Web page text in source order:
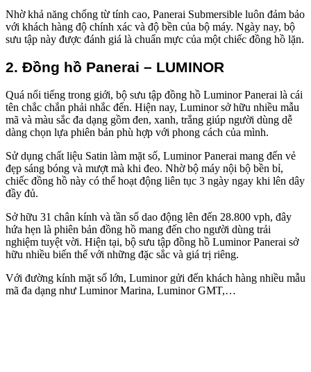
Nhờ khả năng chống từ tính cao, Panerai Submersible luôn đảm bảo
với khách hàng độ chính xác và độ bền của bộ máy. Ngày nay, bộ
sưu tập này được đánh giá là chuẩn mực của một chiếc đồng hồ lặn.
2. Đồng hồ Panerai – LUMINOR
Quá nổi tiếng trong giới, bộ sưu tập đồng hồ Luminor Panerai là cái
tên chắc chắn phải nhắc đến. Hiện nay, Luminor sở hữu nhiều mẫu
mã và màu sắc đa dạng gồm đen, xanh, trắng giúp người dùng dễ
dàng chọn lựa phiên bản phù hợp với phong cách của mình.
Sử dụng chất liệu Satin làm mặt số, Luminor Panerai mang đến vẻ
đẹp sáng bóng và mượt mà khi đeo. Nhờ bộ máy nội bộ bền bỉ,
chiếc đồng hồ này có thể hoạt động liên tục 3 ngày ngay khi lên dây
đầy đủ.
Sở hữu 31 chân kính và tần số dao động lên đến 28.800 vph, đây
hứa hẹn là phiên bản đồng hồ mang đến cho người dùng trải
nghiệm tuyệt vời. Hiện tại, bộ sưu tập đồng hồ Luminor Panerai sở
hữu nhiều biến thể với những đặc sắc và giá trị riêng.
Với đường kính mặt số lớn, Luminor gửi đến khách hàng nhiều mẫu
mã đa dạng như Luminor Marina, Luminor GMT,…